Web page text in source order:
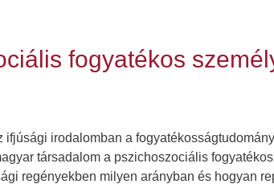
fogyatékos
irodalomban a
társadalom a pszichoszociális
regényekben milyen arányban és hogyan